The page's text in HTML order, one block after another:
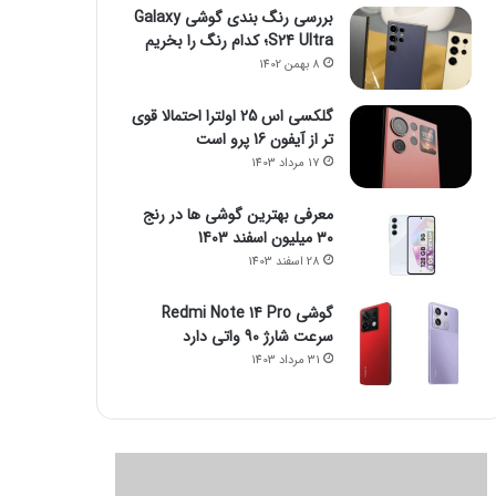
بررسی رنگ بندی گوشی Galaxy
S24 Ultra؛ کدام رنگ را بخریم
8 بهمن 1402
گلکسی اس 25 اولترا احتمالا قوی
تر از آیفون 16 پرو است
17 مرداد 1403
معرفی بهترین گوشی ها در رنج
۳۰ میلیون اسفند 1403
28 اسفند 1403
گوشی Redmi Note 14 Pro
سرعت شارژ 90 واتی دارد
31 مرداد 1403